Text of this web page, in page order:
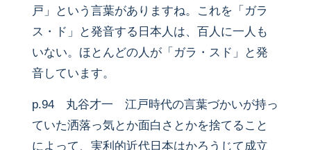
戸」という言葉がありますね。これを「ガラ
ス・ド」と発音する日本人は、百人に一人も
いない。ほとんどの人が「ガラ・スド」と発
音しています。
p.94 丸谷才一 江戸時代の言葉づかいが持っ
ていた洒落っ気とか面白さとかを捨てること
によって、実利的近代日本はかろうじて成立